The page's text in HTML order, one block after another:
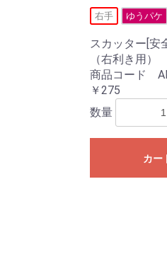
右手 ゆうパケ
スカッター[安
（右利き用）
商品コード
￥275
数量
カー